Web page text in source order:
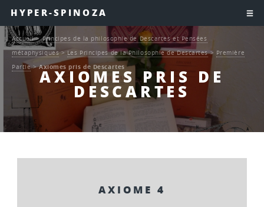
HYPER-SPINOZA
AXIOMES PRIS DE
DESCARTES
Accueil>Principes de la philosophie de Descartes et Pensées
métaphysiques> Les Principes de la Philosophie de Descartes> Première
Partie>Axiomes pris de Descartes
AXIOME 4